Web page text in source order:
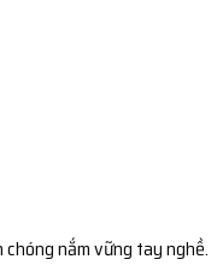
chóng nắm vững tay nghề.